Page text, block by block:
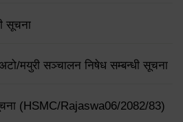
सूचना
मयुरी सञ्चालन निषेध सम्बन्धी सूचना
(HSMC/Rajaswa06/2082/83)